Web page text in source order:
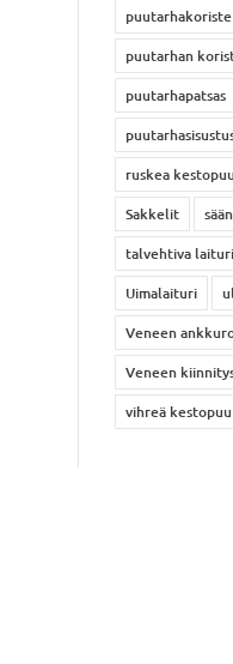
puutarhakoriste
puutarhan
puutarhapatsas
ruskea kestopuu
Sakkelit
talvehtiva laituri
Uimalaituri
Veneen
Veneen
vihreä kestopuu